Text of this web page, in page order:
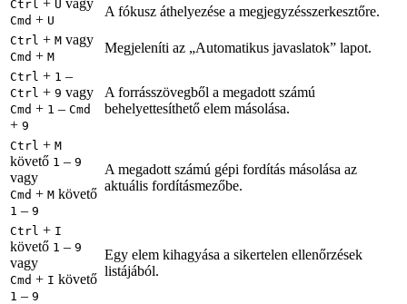
Ctrl U
Cmd + U
A fókusz áthelyezése a megjegyzésszerkesztőre.
Ctrl + M vagy
Cmd + M
Megjeleníti az „Automatikus javaslatok” lapot.
Ctrl + 1 –
Ctrl + 9 vagy
Cmd + 1 – Cmd
+ 9
A forrásszövegből a megadott számú
behelyettesíthető elem másolása.
Ctrl + M
követő 1 – 9
vagy
Cmd + M követő
1 – 9
A megadott számú gépi fordítás másolása az
aktuális fordításmezőbe.
Ctrl + I
követő 1 – 9
vagy
Cmd + I követő
1 – 9
Egy elem kihagyása a sikertelen ellenőrzések
listájából.